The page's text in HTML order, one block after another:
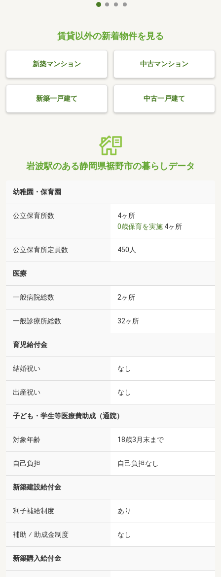
賃貸以外の新着物件を見る
新築マンション 中古マンション
新築一戸建て 中古一戸建て
岩波駅のある静岡県裾野市の暮らしデータ
幼稚園・保育園
公立保育所数
4ヶ所
0歳保育を実施 4ヶ所
公立保育所定員数 450人
医療
一般病院総数 2ヶ所
一般診療所総数 32ヶ所
育児給付金
結婚祝い なし
出産祝い なし
子ども・学生等医療費助成（通院）
対象年齢 18歳3月末まで
自己負担 自己負担なし
新築建設給付金
利子補給制度 あり
補助 ⁄ 助成金制度 なし
新築購入給付金